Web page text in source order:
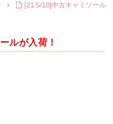
[21.5/10]中古キャミソール
ルが入荷！